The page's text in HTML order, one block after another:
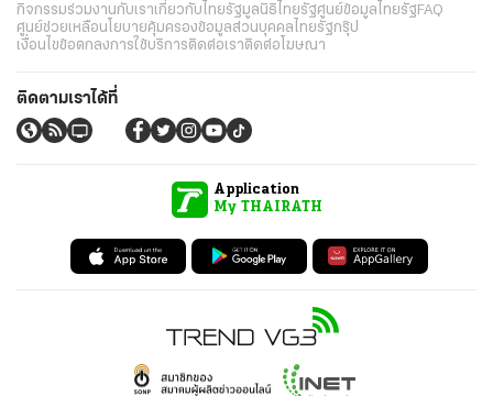
กิจกรรมร่วมงานกับเราเกี่ยวกับไทยรัฐมูลนิธิไทยรัฐศูนย์ข้อมูลไทยรัฐFAQ
ศูนย์ช่วยเหลือนโยบายคุ้มครองข้อมูลส่วนบุคคลไทยรัฐกรุ๊ป
เงื่อนไขข้อตกลงการใช้บริการติดต่อเราติดต่อโฆษณา
ติดตามเราได้ที่
Application
My THAIRATH